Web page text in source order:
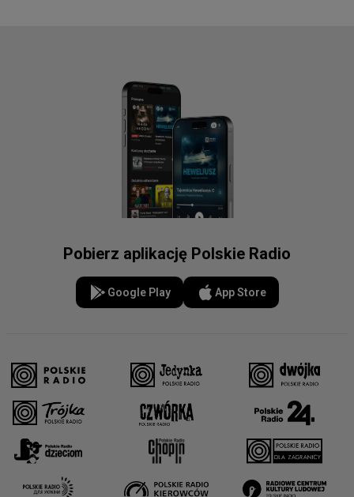
Pobierz aplikację Polskie Radio
Google Play App Store